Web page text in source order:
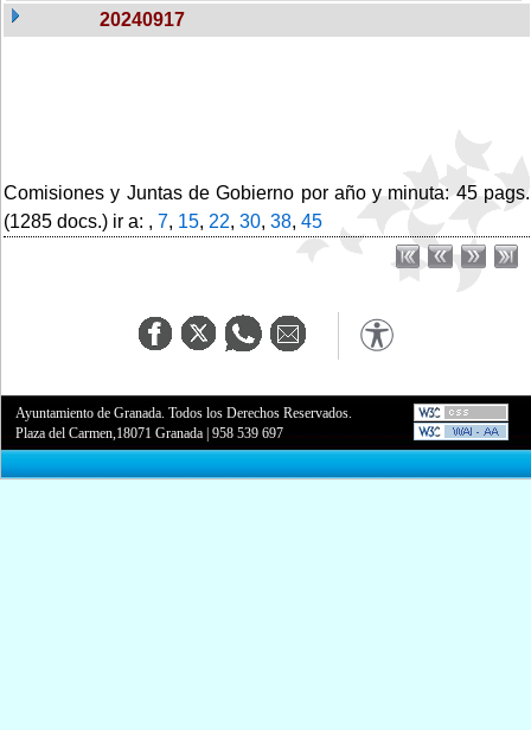
20240917
Comisiones y Juntas de Gobierno por año y minuta: 45 pags.
(1285 docs.) ir a: , 7, 15, 22, 30, 38, 45
Ayuntamiento de Granada. Todos los Derechos Reservados.
Plaza del Carmen,18071 Granada |958 539 697